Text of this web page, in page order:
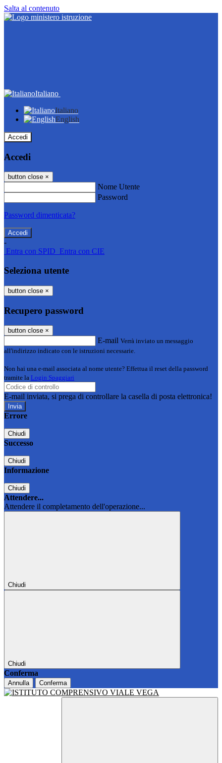
Salta al contenuto
Italiano
Italiano
English
Accedi
Accedi
button close ×
Nome Utente
Password
Password dimenticata?
-
Entra con SPID Entra con CIE
Seleziona utente
button close ×
Recupero password
button close ×
E-mail Verrà inviato un messaggio
all'indirizzo indicato con le istruzioni necessarie.
Non hai una e-mail associata al nome utente? Effettua il reset della password
tramite la Login Spaggiari
E-mail inviata, si prega di controllare la casella di posta elettronica!
Errore
Chiudi
Successo
Chiudi
Informazione
Chiudi
Attendere...
Attendere il completamento dell'operazione...
Chiudi
Chiudi
Conferma
Annulla Conferma